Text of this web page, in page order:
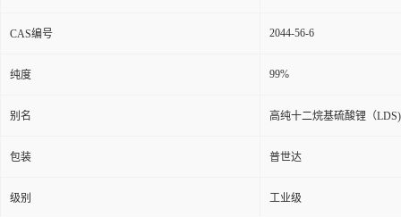
CAS编号 2044-56-6
纯度 99%
别名 高纯十二烷基硫酸锂（LDS)
包装 普世达
级别 工业级